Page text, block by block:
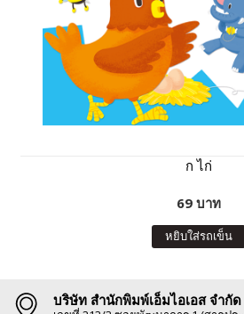
ก ไก่
69 บาท
หยิบใส่รถเข็น
บริษัท สำนักพิมพ์เอ็มไอเอส จำกัด